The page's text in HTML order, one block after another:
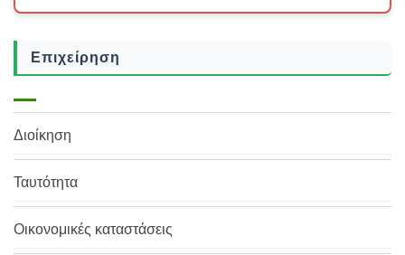
Επιχείρηση
Διοίκηση
Ταυτότητα
Οικονομικές καταστάσεις